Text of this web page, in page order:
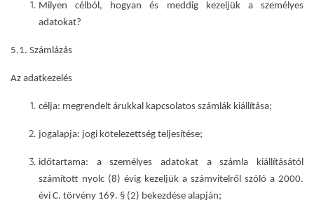
Milyen célból, hogyan és meddig kezeljük a személyes
adatokat?
5.1. Számlázás
Az adatkezelés
célja: megrendelt árukkal kapcsolatos számlák kiállítása;
jogalapja: jogi kötelezettség teljesítése;
időtartama: a személyes adatokat a számla kiállításától
számított nyolc (8) évig kezeljük a számvitelről szóló a 2000.
évi C. törvény 169. § (2) bekezdése alapján;